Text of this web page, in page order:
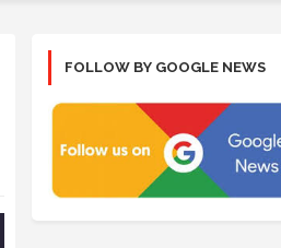
FOLLOW BY GOOGLE NEWS